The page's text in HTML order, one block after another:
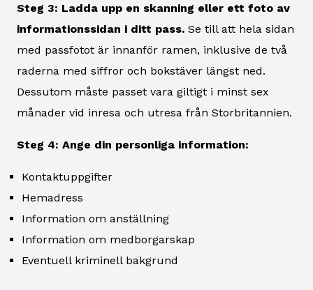
Steg 3: Ladda upp en skanning eller ett foto av
informationssidan i ditt pass. Se till att hela sidan
med passfotot är innanför ramen, inklusive de två
raderna med siffror och bokstäver längst ned.
Dessutom måste passet vara giltigt i minst sex
månader vid inresa och utresa från Storbritannien.
Steg 4: Ange din personliga information:
Kontaktuppgifter
Hemadress
Information om anställning
Information om medborgarskap
Eventuell kriminell bakgrund